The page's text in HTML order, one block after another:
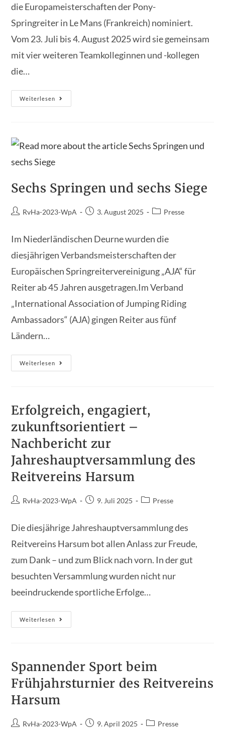
die Europameisterschaften der Pony-
Springreiter in Le Mans (Frankreich) nominiert.
Vom 23. Juli bis 4. August 2025 wird sie gemeinsam
mit vier weiteren Teamkolleginnen und -kollegen
die…
Weiterlesen
Viktoria
Hilger
Nominiert
–
Harsum
Nachwuchstalent
Sechs Springen und sechs Siege
Beitrags-
RvHa-2023-WpA
Beitrag3. August 2025
Beitrags-
Presse
Im Niederländischen Deurne wurden die
diesjährigen Verbandsmeisterschaften der
Europäischen Springreitervereinigung „AJA“ für
Reiter ab 45 Jahren ausgetragen.Im Verband
„International Association of Jumping Riding
Ambassadors“ (AJA) gingen Reiter aus fünf
Ländern…
Weiterlesen
Sechs
Springen
Erfolgreich, engagiert,
zukunftsorientiert –
Nachbericht zur
Jahreshauptversammlung des
Reitvereins Harsum
Beitrags-
RvHa-2023-WpA
Beitrag9. Juli 2025
Beitrags-
Presse
Die diesjährige Jahreshauptversammlung des
Reitvereins Harsum bot allen Anlass zur Freude,
zum Dank – und zum Blick nach vorn. In der gut
besuchten Versammlung wurden nicht nur
beeindruckende sportliche Erfolge…
Weiterlesen
Erfolgreich,
Engagiert,
Jahreshauptversammlung
Des
Harsum
Spannender Sport beim
Frühjahrsturnier des Reitvereins
Harsum
Beitrags-
RvHa-2023-WpA
Beitrag9. April 2025
Beitrags-
Presse